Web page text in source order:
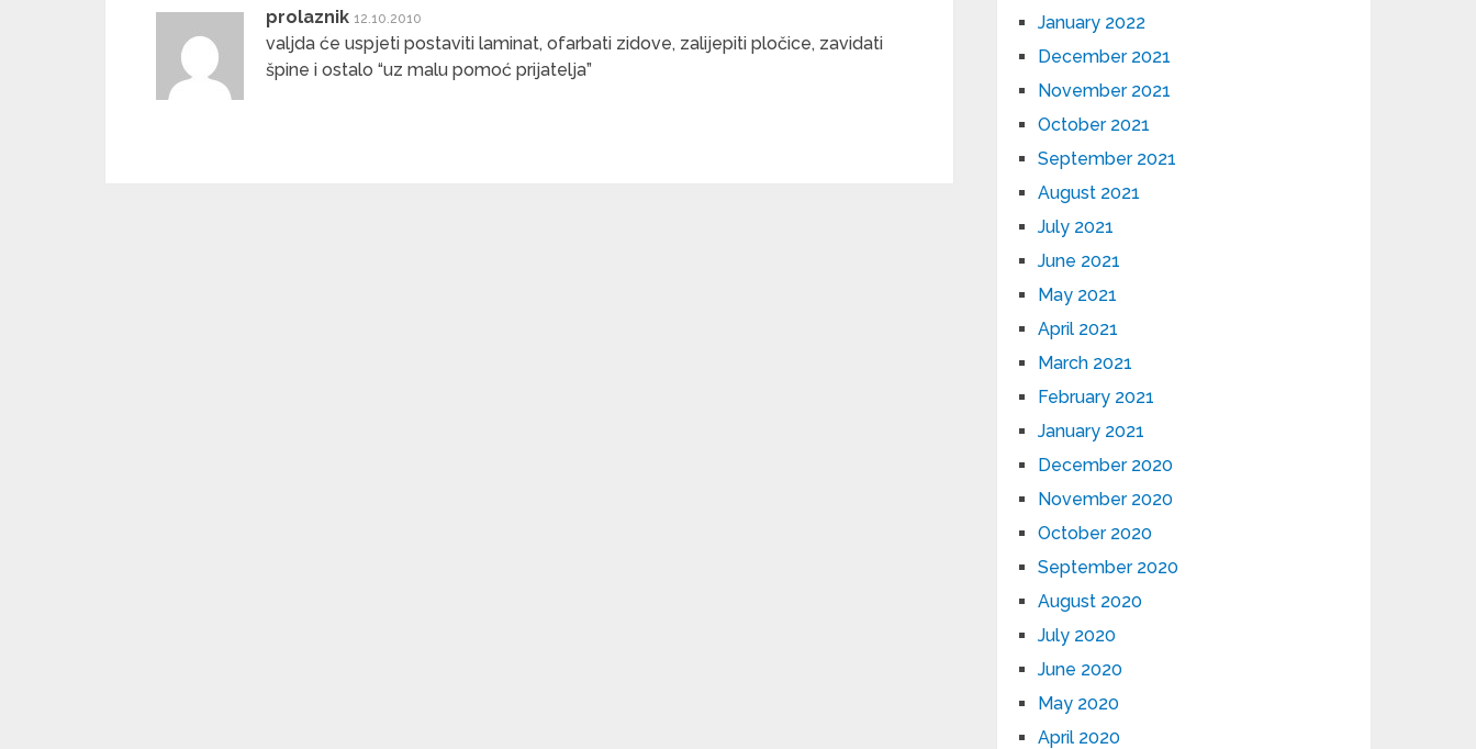
prolaznik 12.10.2010
valjda će uspjeti postaviti laminat, ofarbati zidove, zalijepiti pločice, zavidati
špine i ostalo “uz malu pomoć prijatelja”
January 2022
December 2021
November 2021
October 2021
September 2021
August 2021
July 2021
June 2021
May 2021
April 2021
March 2021
February 2021
January 2021
December 2020
November 2020
October 2020
September 2020
August 2020
July 2020
June 2020
May 2020
April 2020